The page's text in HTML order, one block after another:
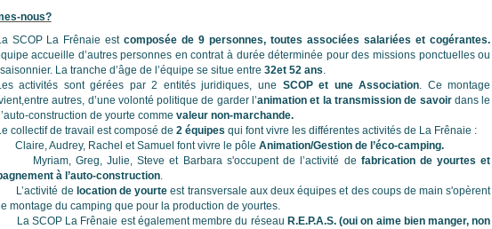
nous?
SCOP La Frênaie estcomposée de 9 personnes, toutes associées salariées et cogérantes.
accueille d’autres personnes en contrat à durée déterminée pour des missions ponctuelles ou
La tranche d’âge de l’équipe se situe entre 32et 52 ans.
activités sont gérées par 2 entités juridiques, une SCOP et une Association. Ce montage
autres, d’une volonté politique de garder l’animation et la transmission de savoirdans le
construction de yourte comme valeur non-marchande.
collectif de travail est composé de 2 équipes qui font vivre les différentes activités de La Frênaie :
Claire, Audrey, Rachel et Samuel font vivre le pôle Animation/Gestion de l’éco-camping.
Myriam, Greg, Julie, Steve et Barbara s'occupent de l’activité de fabrication de yourtes et
à l’auto-construction.
L’activité de location de yourteest transversale aux deux équipes et des coups de main s'opèrent
montage du camping que pour la production de yourtes.
La SCOP La Frênaie est également membre du réseau R.E.P.A.S. (oui on aime bien manger, non